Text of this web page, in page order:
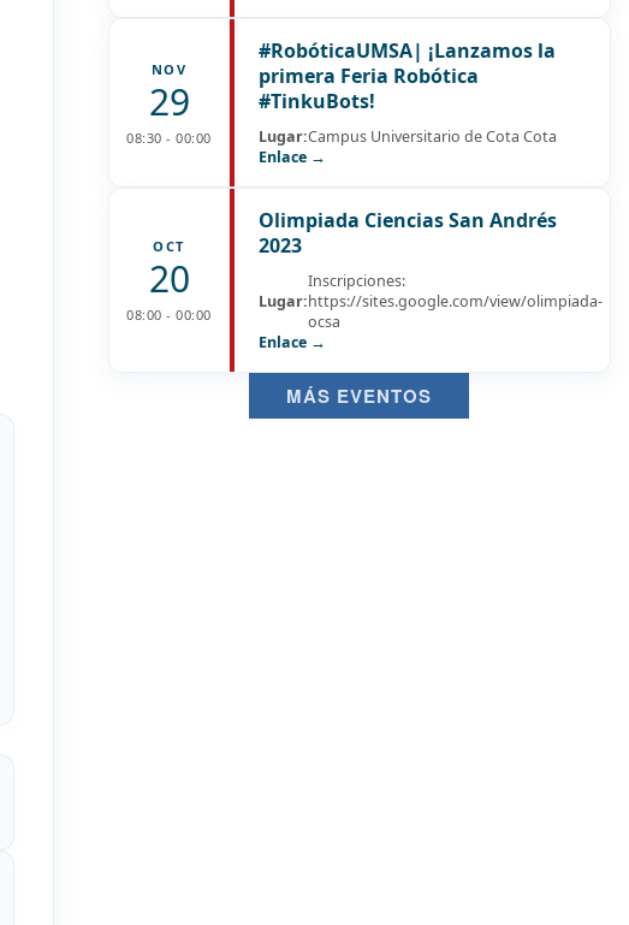
NOV
29
08:30 - 00:00
#RobóticaUMSA| ¡Lanzamos la
primera Feria Robótica
#TinkuBots!
Lugar:Campus Universitario de Cota Cota
Enlace →
OCT
20
08:00 - 00:00
Olimpiada Ciencias San Andrés
2023
Lugar:
Inscripciones:
https://sites.google.com/view/olimpiada-
ocsa
Enlace →
MÁS EVENTOS